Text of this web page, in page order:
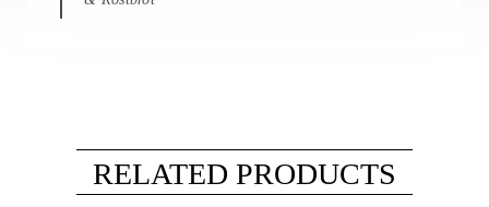
RELATED PRODUCTS